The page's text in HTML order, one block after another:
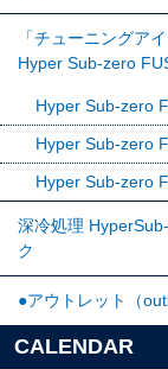
「チューニングア
Hyper Sub-zero
Hyper Sub-zero
Hyper Sub-zero
Hyper Sub-zero
深冷処理
ク
●アウトレット（
CALENDAR